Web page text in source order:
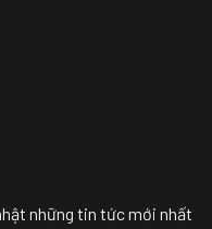
những tin tức mới nhất